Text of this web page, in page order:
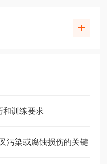
和训练要求
污染或腐蚀损伤的关键